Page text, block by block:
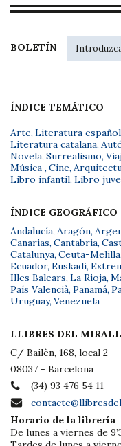
BOLETÍN
ÍNDICE TEMÁTICO
Arte, Literatura
Literatura catalana,
Novela, Surrealismo,
Música , Cine,
Libro infantil, Libro
ÍNDICE GEOGRÁFICO
Andalucía, Aragón,
Canarias, Cantabria,
Catalunya, Ceuta-Melilla,
Ecuador, Euskadi,
Illes Balears, La Rioja,
País Valencià, Panamá,
Uruguay, Venezuela
LLIBRES DEL MIRALL
C/ Bailèn, 168, local 2
08037 - Barcelona
(34) 93 476 54 11
Horario de la librería
De lunes a viernes de